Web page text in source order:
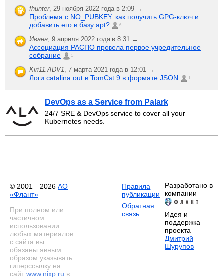
fhunter, 29 ноября 2022 года в 2:09 →
Проблема с NO_PUBKEY: как получить GPG-ключ и
добавить его в базу apt?
6
Иванн, 9 апреля 2022 года в 8:31 →
Ассоциация РАСПО провела первое учредительное
собрание
1
Kiri11.ADV1, 7 марта 2021 года в 12:01 →
Логи catalina.out в TomCat 9 в формате JSON 1
DevOps as a Service from Palark
24/7 SRE & DevOps service to cover all your
Kubernetes needs.
© 2001—2026 АО
«Флант»
При полном или
частичном
использовании
любых материалов
с сайта вы
обязаны явным
образом указывать
гиперссылку на
сайт www.nixp.ru в
Правила
публикации
Обратная
связь
Разработано в
компании
Идея и
поддержка
проекта —
Дмитрий
Шурупов